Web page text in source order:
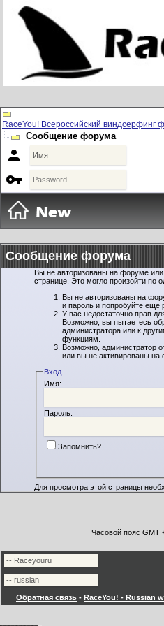
RaceYou! Всероссийский виндсерфинг
Сообщение форума


Сообщение форума
Вы не авторизованы на форуме или
странице. Это могло произойти по
Вы не авторизованы на
и пароль и попробуйте ещё
У вас недостаточно прав
Возможно, вы пытаетесь
администратора или к
функциям.
Возможно, администратор
или вы не активированы на
Вход
Имя:
Пароль:
Запомнить?
Для просмотра этой страницы
Часовой пояс GMT
Обратная связь - RaceYou! - Russian